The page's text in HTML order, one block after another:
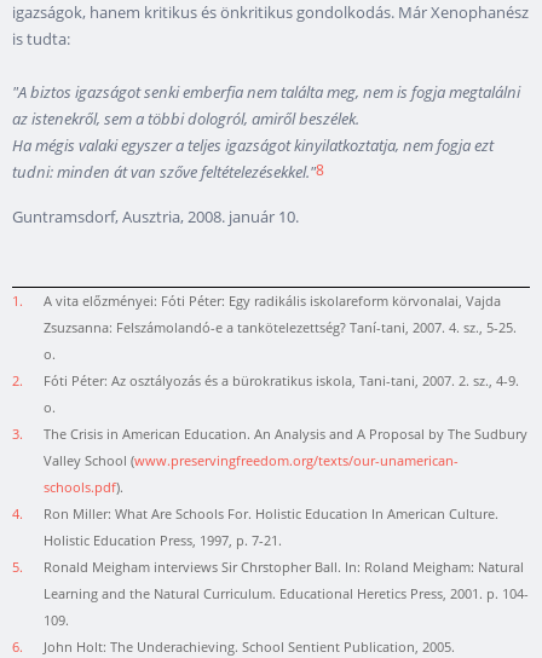
igazságok, hanem kritikus és önkritikus gondolkodás. Már Xenophanész
is tudta:
"A biztos igazságot senki emberfia nem találta meg, nem is fogja megtalálni
az istenekről, sem a többi dologról, amiről beszélek.
Ha mégis valaki egyszer a teljes igazságot kinyilatkoztatja, nem fogja ezt
tudni: minden át van szőve feltételezésekkel."8
Guntramsdorf, Ausztria, 2008. január 10.
1.
A vita előzményei: Fóti Péter: Egy radikális iskolareform körvonalai, Vajda
Zsuzsanna: Felszámolandó-e a tankötelezettség? Taní-tani, 2007. 4. sz., 5-25.
o.
2.
Fóti Péter: Az osztályozás és a bürokratikus iskola, Tani-tani, 2007. 2. sz., 4-9.
o.
3.
The Crisis in American Education. An Analysis and A Proposal by The Sudbury
Valley School (www.preservingfreedom.org/texts/our-unamerican-
schools.pdf).
4.
Ron Miller: What Are Schools For. Holistic Education In American Culture.
Holistic Education Press, 1997, p. 7-21.
5.
Ronald Meigham interviews Sir Chrstopher Ball. In: Roland Meigham: Natural
Learning and the Natural Curriculum. Educational Heretics Press, 2001. p. 104-
109.
6.
John Holt: The Underachieving. School Sentient Publication, 2005.